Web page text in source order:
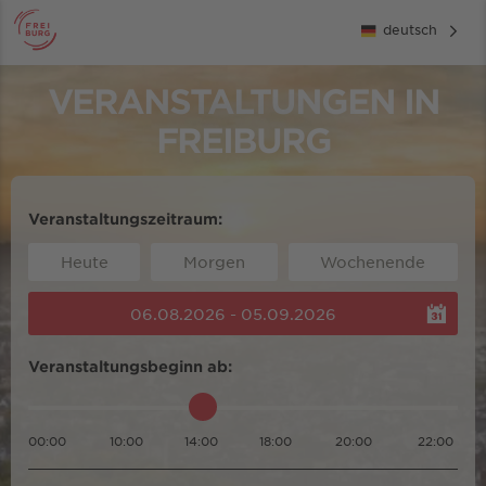
deutsch
VERANSTALTUNGEN IN
FREIBURG
Veranstaltungszeitraum:
Heute Morgen Wochenende
06.08.2026 - 05.09.2026
Veranstaltungsbeginn ab:
00:00 10:00 14:00 18:00 20:00 22:00